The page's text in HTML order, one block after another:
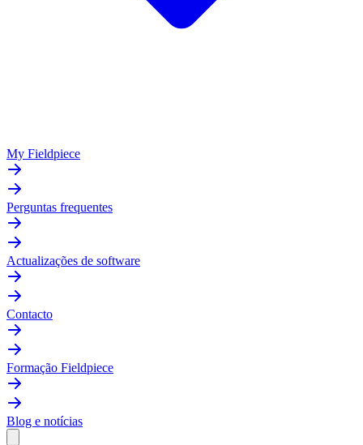
My Fieldpiece
Perguntas frequentes
Actualizações de software
Contacto
Formação Fieldpiece
Blog e notícias